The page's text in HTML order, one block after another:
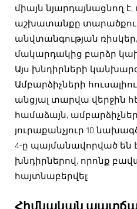
միայն նյարդայնացնող
աշխատանքը
անվտանգության
մակարդակից բարձր
Այս խնդիրների
Ամբարձիչների
անցյալ տարվա վերջին
համաձայն,
յուրաքանչյուր 10
4-ը պայմանավորված են
խնդիրներով, որոնք
հայտնաբերվել: